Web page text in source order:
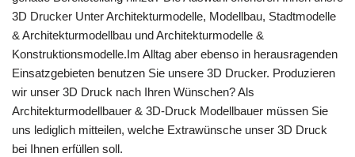
3D Drucker Unter Architekturmodelle, Modellbau, Stadtmodelle
& Architekturmodellbau und Architekturmodelle &
Konstruktionsmodelle.Im Alltag aber ebenso in herausragenden
Einsatzgebieten benutzen Sie unsere 3D Drucker. Produzieren
wir unser 3D Druck nach Ihren Wünschen? Als
Architekturmodellbauer & 3D-Druck Modellbauer müssen Sie
uns lediglich mitteilen, welche Extrawünsche unser 3D Druck
bei Ihnen erfüllen soll.